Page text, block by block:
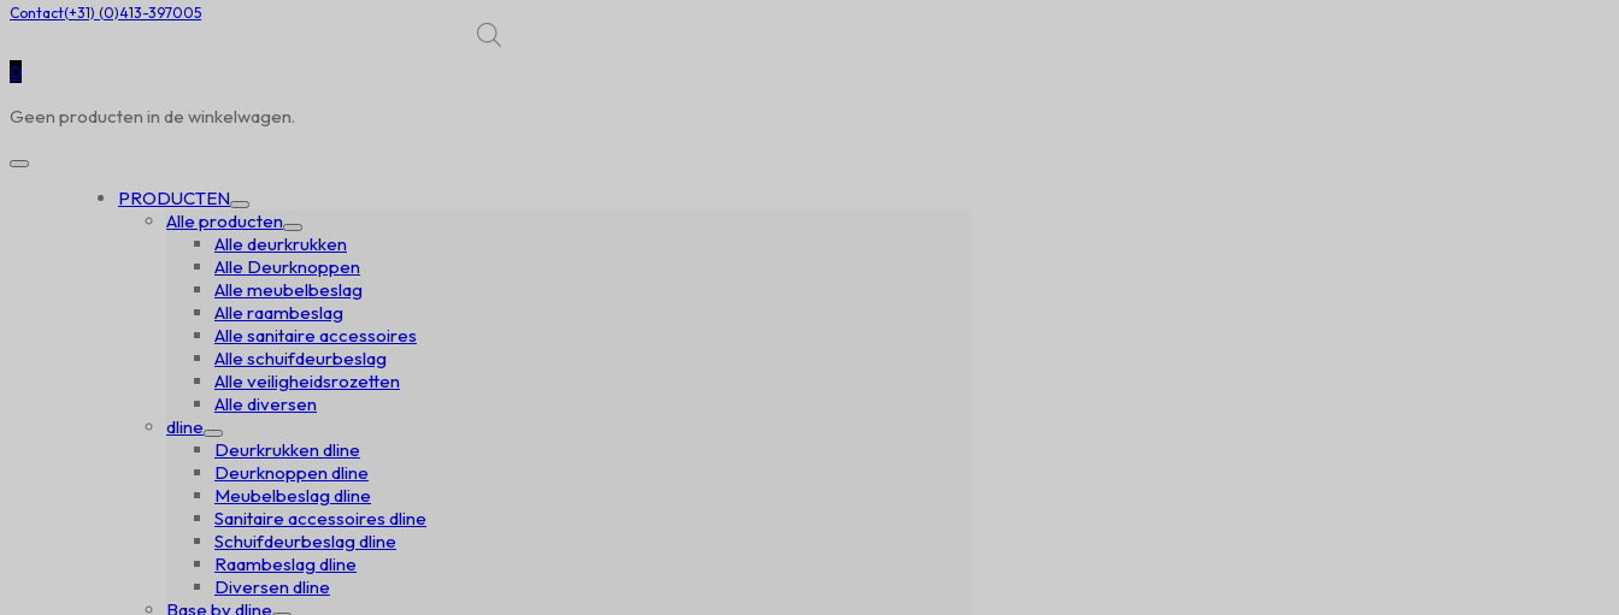
Contact(+31) (0)413-397005
0
Geen producten in de winkelwagen.
PRODUCTEN
Alle producten
Alle deurkrukken
Alle Deurknoppen
Alle meubelbeslag
Alle raambeslag
Alle sanitaire accessoires
Alle schuifdeurbeslag
Alle veiligheidsrozetten
Alle diversen
dline
Deurkrukken dline
Deurknoppen dline
Meubelbeslag dline
Sanitaire accessoires dline
Schuifdeurbeslag dline
Raambeslag dline
Diversen dline
Base by dline